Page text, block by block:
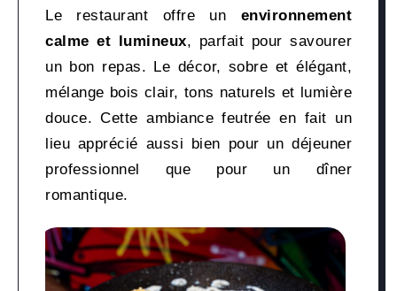
Le restaurant offre un environnement
calme et lumineux, parfait pour savourer
un bon repas. Le décor, sobre et élégant,
mélange bois clair, tons naturels et lumière
douce. Cette ambiance feutrée en fait un
lieu apprécié aussi bien pour un déjeuner
professionnel que pour un dîner
romantique.